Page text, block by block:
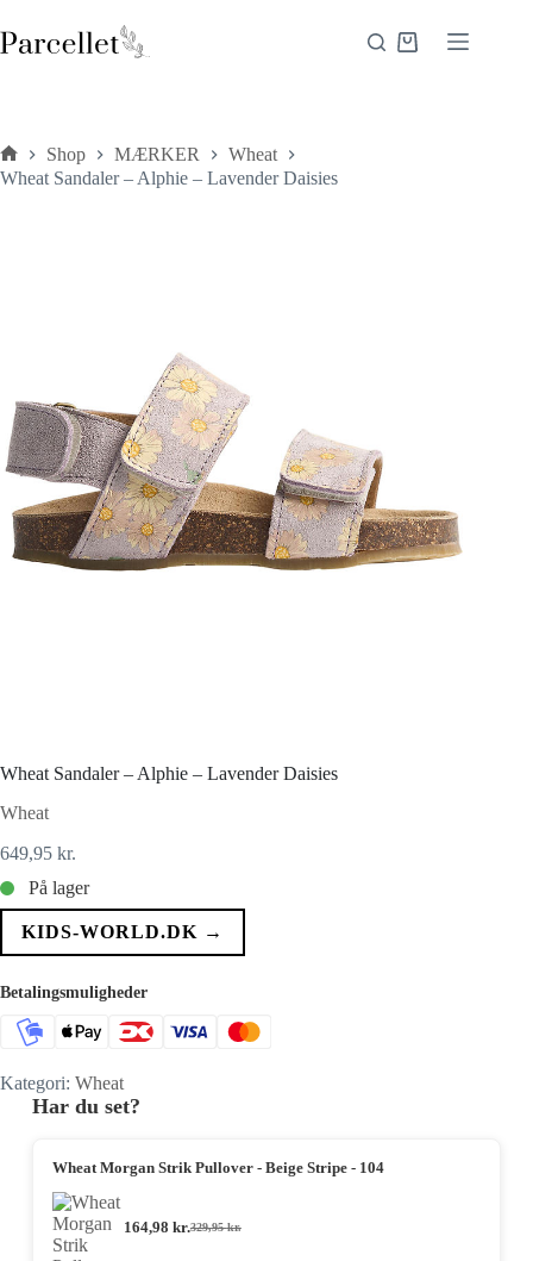
til
indhold
Indkøbskurv
Forside
Shop MÆRKER
Wheat
Wheat Sandaler – Alphie – Lavender Daisies
Wheat Sandaler – Alphie – Lavender Daisies
Wheat
649,95 kr.
På lager
KIDS-WORLD.DK →
Betalingsmuligheder
Kategori: Wheat
Har du set?
Wheat Morgan Strik Pullover - Beige Stripe - 104
329,95kr.
Den
164,98 kr.Den